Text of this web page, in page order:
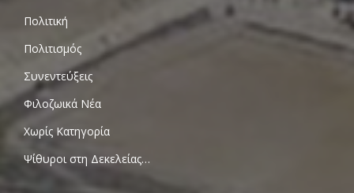
Πολιτική
Πολιτισμός
Συνεντεύξεις
Φιλοζωικά Νέα
Χωρίς Κατηγορία
Ψίθυροι στη Δεκελείας…